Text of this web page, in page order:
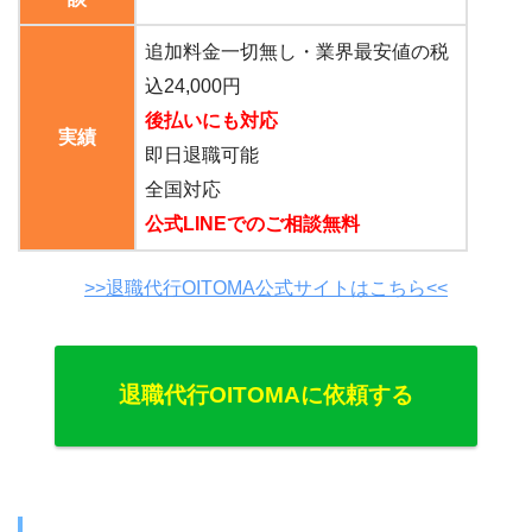
実績
追加料金一切無し・業界最安値の税
込24,000円
後払いにも対応
即日退職可能
全国対応
公式LINEでのご相談無料
>>退職代行OITOMA公式サイトはこちら<<
退職代行OITOMAに依頼する